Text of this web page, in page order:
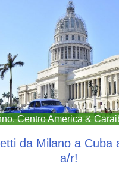
,Centro America &
da Milano a Cuba
a/r!